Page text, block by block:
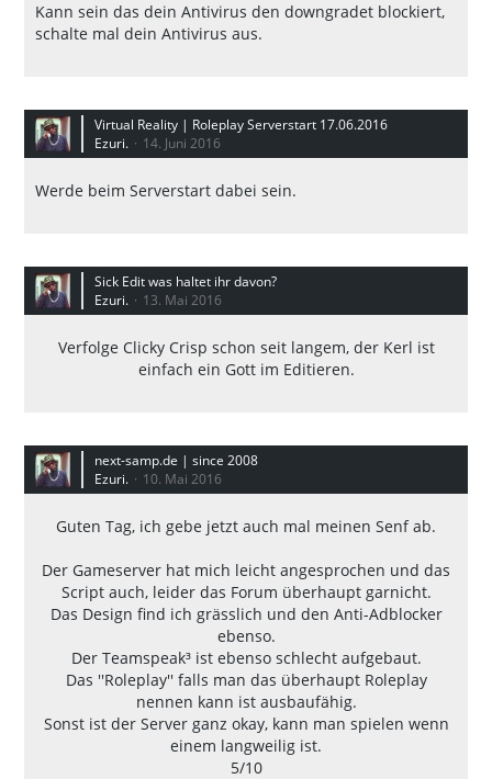
Kann sein das dein Antivirus den downgradet blockiert,
schalte mal dein Antivirus aus.
Virtual Reality | Roleplay Serverstart 17.06.2016
Ezuri.
14. Juni 2016
Werde beim Serverstart dabei sein.
Sick Edit was haltet ihr davon?
Ezuri.
13. Mai 2016
Verfolge Clicky Crisp schon seit langem, der Kerl ist
einfach ein Gott im Editieren.
next-samp.de | since 2008
Ezuri.
10. Mai 2016
Guten Tag, ich gebe jetzt auch mal meinen Senf ab.
Der Gameserver hat mich leicht angesprochen und das
Script auch, leider das Forum überhaupt garnicht.
Das Design find ich grässlich und den Anti-Adblocker
ebenso.
Der Teamspeak³ ist ebenso schlecht aufgebaut.
Das ''Roleplay'' falls man das überhaupt Roleplay
nennen kann ist ausbaufähig.
Sonst ist der Server ganz okay, kann man spielen wenn
einem langweilig ist.
5/10